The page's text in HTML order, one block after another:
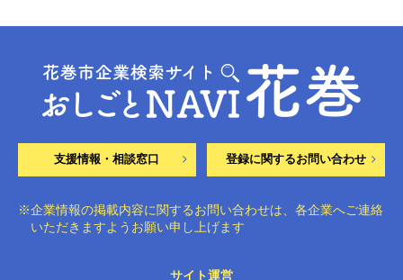
支援情報・相談窓口 登録に関するお問い合わせ
※企業情報の掲載内容に関するお問い合わせは、各企業へご連絡
いただきますようお願い申し上げます
サイト運営